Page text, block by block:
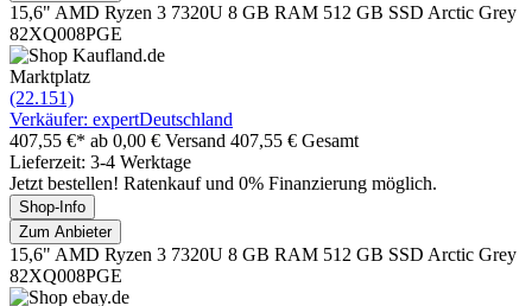
15,6" AMD Ryzen 3 7320U 8 GB RAM 512 GB SSD Arctic Grey
82XQ008PGE
Marktplatz
(22.151)
Verkäufer: expertDeutschland
407,55 €* ab 0,00 € Versand 407,55 € Gesamt
Lieferzeit: 3-4 Werktage
Jetzt bestellen! Ratenkauf und 0% Finanzierung möglich.
Shop-Info
Zum Anbieter
15,6" AMD Ryzen 3 7320U 8 GB RAM 512 GB SSD Arctic Grey
82XQ008PGE